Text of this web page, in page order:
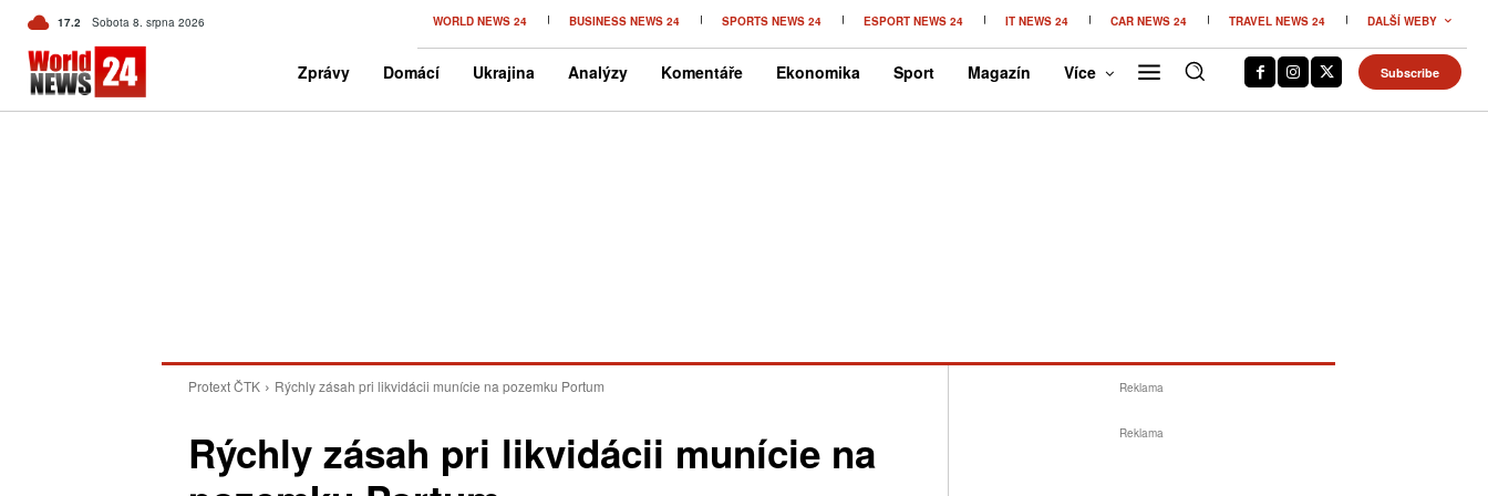
17.2 C Czech
Sobota 8. srpna 2026 WORLD NEWS 24 BUSINESS NEWS 24 SPORTS NEWS 24 ESPORT NEWS 24 IT NEWS 24 CAR NEWS 24 TRAVEL NEWS 24 DALŠÍ WEBY
Zprávy Domácí Ukrajina Analýzy Komentáře Ekonomika Sport Magazín Více Subscribe
Protext ČTK Rýchly zásah pri likvidácii munície na pozemku Portum
Rýchly zásah pri likvidácii munície na
Reklama
Reklama